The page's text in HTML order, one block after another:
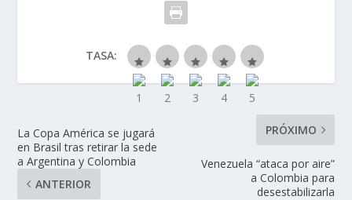
TASA:
La Copa América se jugará
en Brasil tras retirar la sede
a Argentina y Colombia
ANTERIOR
PRÓXIMO
Venezuela “ataca por aire”
a Colombia para
desestabilizarla